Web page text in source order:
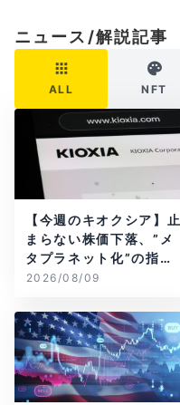
ニュース/解説記事
ALL NFT
【今週のキオクシア】止
まらない株価下落、”メ
タプラネット化”の指摘
は本当？
2026/08/09